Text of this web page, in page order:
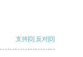
支持[0] 反对[0]